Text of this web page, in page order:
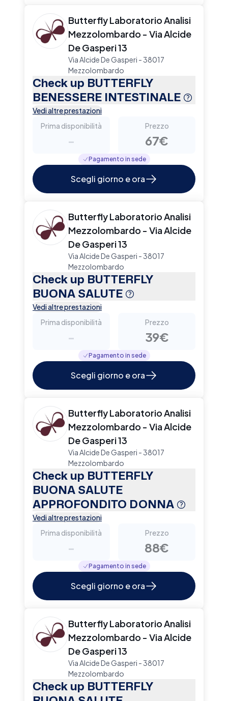
Butterfly Laboratorio Analisi
Mezzolombardo - Via Alcide
De Gasperi 13
Via Alcide De Gasperi - 38017
Mezzolombardo
Check up BUTTERFLY
BENESSERE INTESTINALE
Vedi altre prestazioni
Prima disponibilità
-
Prezzo
67€
Pagamento in sede
Scegli giorno e ora
Butterfly Laboratorio Analisi
Mezzolombardo - Via Alcide
De Gasperi 13
Via Alcide De Gasperi - 38017
Mezzolombardo
Check up BUTTERFLY
BUONA SALUTE
Vedi altre prestazioni
Prima disponibilità
-
Prezzo
39€
Pagamento in sede
Scegli giorno e ora
Butterfly Laboratorio Analisi
Mezzolombardo - Via Alcide
De Gasperi 13
Via Alcide De Gasperi - 38017
Mezzolombardo
Check up BUTTERFLY
BUONA SALUTE
APPROFONDITO DONNA
Vedi altre prestazioni
Prima disponibilità
-
Prezzo
88€
Pagamento in sede
Scegli giorno e ora
Butterfly Laboratorio Analisi
Mezzolombardo - Via Alcide
De Gasperi 13
Via Alcide De Gasperi - 38017
Mezzolombardo
Check up BUTTERFLY